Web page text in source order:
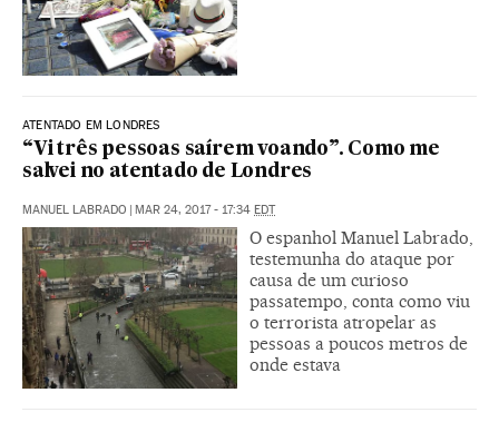
ATENTADO EM LONDRES
“Vi três pessoas saírem voando”. Como me
salvei no atentado de Londres
MANUEL LABRADO | MAR 24, 2017 - 17:34 EDT
O espanhol Manuel Labrado,
testemunha do ataque por
causa de um curioso
passatempo, conta como viu
o terrorista atropelar as
pessoas a poucos metros de
onde estava